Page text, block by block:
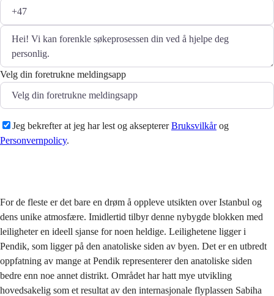
Velg din foretrukne meldingsapp
Jeg bekrefter at jeg har lest og akseptererBruksvilkårog
Personvernpolicy.
For de fleste er det bare en drøm å oppleve utsikten over Istanbul og
dens unike atmosfære. Imidlertid tilbyr denne nybygde blokken med
leiligheter en ideell sjanse for noen heldige. Leilighetene ligger i
Pendik, som ligger på den anatoliske siden av byen. Det er en utbredt
oppfatning av mange at Pendik representerer den anatoliske siden
bedre enn noe annet distrikt. Området har hatt mye utvikling
hovedsakelig som et resultat av den internasjonale flyplassen Sabiha